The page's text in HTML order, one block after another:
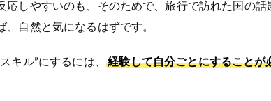
応しやすいのも、そのためで、旅行で訪れた国の話
自然と気になるはずです。
キル”にするには、
経験して自分ごとにすることが